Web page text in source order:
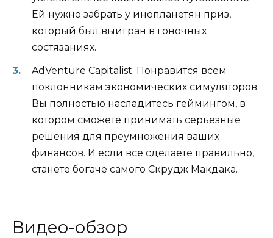
Ей нужно забрать у инопланетян приз,
который был выигран в гоночных
состязаниях.
AdVenture Capitalist. Понравится всем
поклонникам экономических симуляторов.
Вы полностью насладитесь геймингом, в
котором сможете принимать серьезные
решения для преумножения ваших
финансов. И если все сделаете правильно,
станете богаче самого Скрудж Макдака.
Видео-обзор